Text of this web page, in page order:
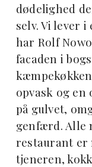
dødelighed
selv. Vi lever
har Rolf
facaden i
opvask og en
på gulvet,
genfærd. Alle
restaurant er
tjeneren,